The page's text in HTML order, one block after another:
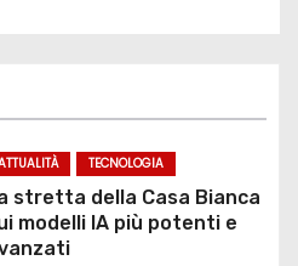
TECNOLOGIA
stretta della Casa Bianca
modelli IA più potenti e